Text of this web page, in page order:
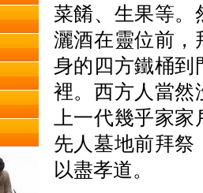
菜餚、生果等。
灑酒在靈位前，
身的四方鐵桶到
裡。西方人當然
上一代幾乎家
先人墓地前拜祭
以盡孝道。